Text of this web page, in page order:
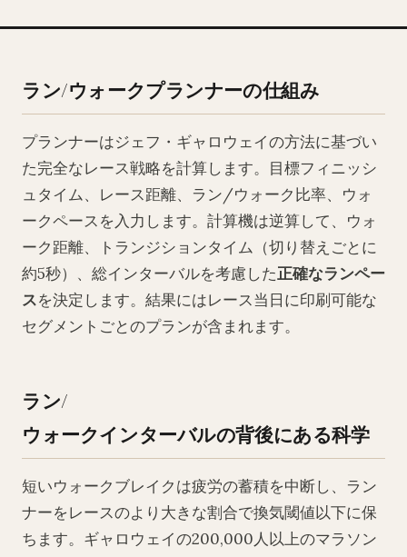
ラン/ウォークプランナーの仕組み
プランナーはジェフ・ギャロウェイの方法に基づい
た完全なレース戦略を計算します。目標フィニッシ
ュタイム、レース距離、ラン/ウォーク比率、ウォ
ークペースを入力します。計算機は逆算して、ウォ
ーク距離、トランジションタイム（切り替えごとに
約5秒）、総インターバルを考慮した正確なランペー
スを決定します。結果にはレース当日に印刷可能な
セグメントごとのプランが含まれます。
ラン/
ウォークインターバルの背後にある科学
短いウォークブレイクは疲労の蓄積を中断し、ラン
ナーをレースのより大きな割合で換気閾値以下に保
ちます。ギャロウェイの200,000人以上のマラソン